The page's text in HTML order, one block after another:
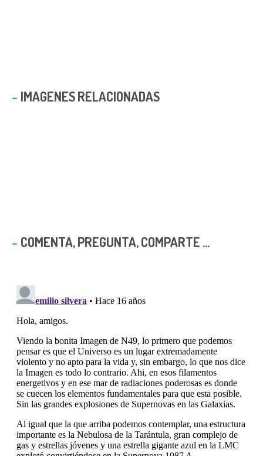
IMAGENES RELACIONADAS
COMENTA, PREGUNTA, COMPARTE ...